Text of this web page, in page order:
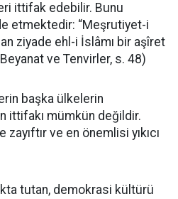
ittifak edebilir. Bunu
etmektedir: “Meşrutiyet-i
ziyade ehl-i İslâmı bir aşîret
ve Tenvirler, s. 48)
başka ülkelerin
ittifakı mümkün değildir.
ve en önemlisi yıkıcı
tutan, demokrasi kültürü